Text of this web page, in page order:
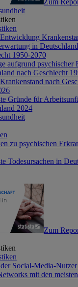
in
1950-2070
aufgrund psychischer
nach Geschlecht
nach
Gründe für
2024
zu psychischen
Todesursachen in
Zum
Social-Media-
mit den